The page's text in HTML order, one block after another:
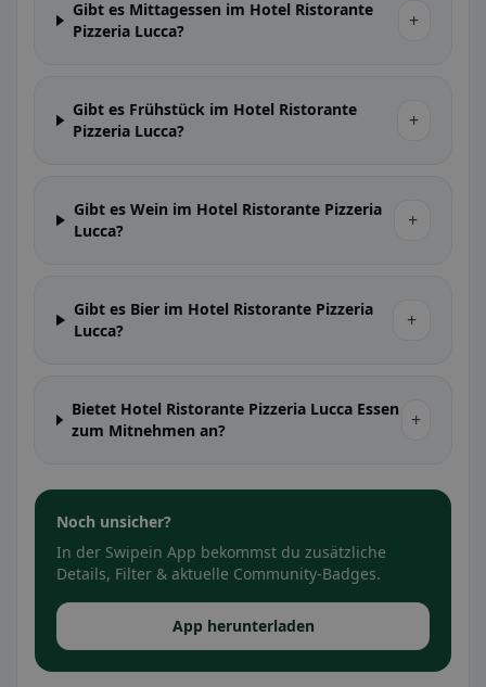
Gibt es Mittagessen im Hotel Ristorante
Pizzeria Lucca?
+
Gibt es Frühstück im Hotel Ristorante
Pizzeria Lucca?
+
Gibt es Wein im Hotel Ristorante Pizzeria
Lucca?
+
Gibt es Bier im Hotel Ristorante Pizzeria
Lucca?
+
Bietet Hotel Ristorante Pizzeria Lucca Essen
zum Mitnehmen an?
+
Noch unsicher?
In der Swipein App bekommst du zusätzliche
Details, Filter & aktuelle Community-Badges.
App herunterladen